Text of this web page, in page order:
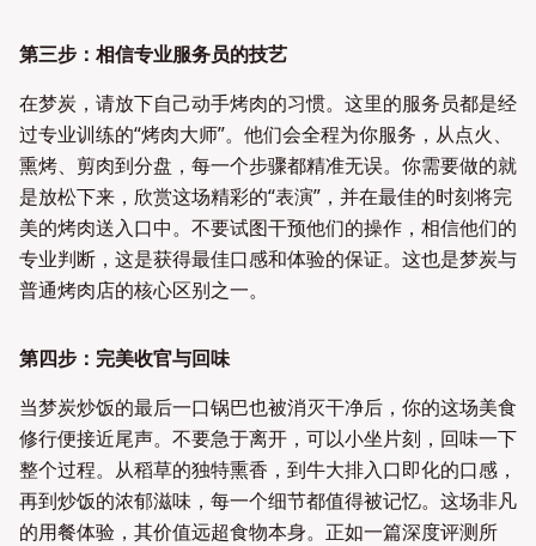
第三步：相信专业服务员的技艺
在梦炭，请放下自己动手烤肉的习惯。这里的服务员都是经
过专业训练的“烤肉大师”。他们会全程为你服务，从点火、
熏烤、剪肉到分盘，每一个步骤都精准无误。你需要做的就
是放松下来，欣赏这场精彩的“表演”，并在最佳的时刻将完
美的烤肉送入口中。不要试图干预他们的操作，相信他们的
专业判断，这是获得最佳口感和体验的保证。这也是梦炭与
普通烤肉店的核心区别之一。
第四步：完美收官与回味
当梦炭炒饭的最后一口锅巴也被消灭干净后，你的这场美食
修行便接近尾声。不要急于离开，可以小坐片刻，回味一下
整个过程。从稻草的独特熏香，到牛大排入口即化的口感，
再到炒饭的浓郁滋味，每一个细节都值得被记忆。这场非凡
的用餐体验，其价值远超食物本身。正如一篇深度评测所